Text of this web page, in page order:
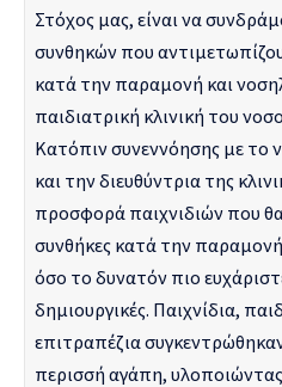
Στόχος μας, είναι να
συνθηκών που
κατά την παραμονή και
παιδιατρική κλινική του
Κατόπιν συνεννόησης με το
και την διευθύντρια της
προσφορά παιχνιδιών που
συνθήκες κατά την
όσο το δυνατόν πιο
δημιουργικές. Παιχνίδια,
επιτραπέζια
περισσή αγάπη,